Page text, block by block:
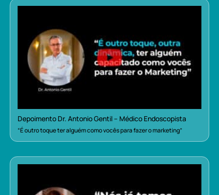
Depoimento Dr. Antonio Gentil – Médico Endoscopista
“É outro toque ter alguém como vocês para fazer o marketing”